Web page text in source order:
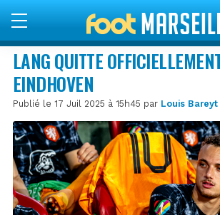
LANG QUITTE
EINDHOVEN
Publié le 17 Juil 2025 à 15h45 par Louis Bareyt